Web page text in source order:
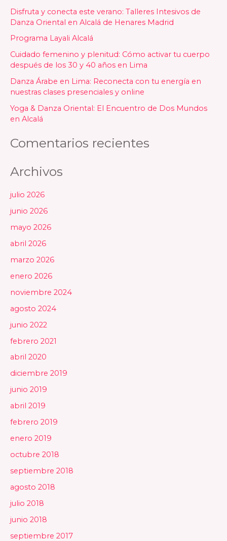
a
r
o
r
Disfruta y conecta este verano: Talleres Intesivos de
Danza Oriental en Alcalá de Henares Madrid
Programa Layali Alcalá
Cuidado femenino y plenitud: Cómo activar tu cuerpo
después de los 30 y 40 años en Lima
Danza Árabe en Lima: Reconecta con tu energía en
nuestras clases presenciales y online
Yoga & Danza Oriental: El Encuentro de Dos Mundos
en Alcalá
Comentarios recientes
Archivos
julio 2026
junio 2026
mayo 2026
abril 2026
marzo 2026
enero 2026
noviembre 2024
agosto 2024
junio 2022
febrero 2021
abril 2020
diciembre 2019
junio 2019
abril 2019
febrero 2019
enero 2019
octubre 2018
septiembre 2018
agosto 2018
julio 2018
junio 2018
septiembre 2017